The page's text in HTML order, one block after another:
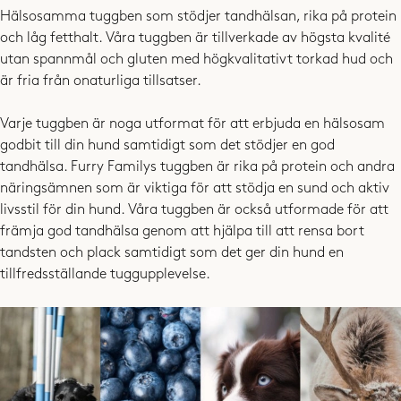
Hälsosamma tuggben som stödjer tandhälsan, rika på protein
och låg fetthalt. Våra tuggben är tillverkade av högsta kvalité
utan spannmål och gluten med högkvalitativt torkad hud och
är fria från onaturliga tillsatser.
Varje tuggben är noga utformat för att erbjuda en hälsosam
godbit till din hund samtidigt som det stödjer en god
tandhälsa. Furry Familys tuggben är rika på protein och andra
näringsämnen som är viktiga för att stödja en sund och aktiv
livsstil för din hund. Våra tuggben är också utformade för att
främja god tandhälsa genom att hjälpa till att rensa bort
tandsten och plack samtidigt som det ger din hund en
tillfredsställande tuggupplevelse.
- Ekologiskt producerade av hållbara råvaror
- Hög proteinhalt med låg fetthalt
- Hypoallergent
- Stärker hundens bett
- Storlek ca 13cm
54,5 kcal per 15 gram
ANALYTISKA BESTÅNDSDELAR (PER 100G):
Protein 88%, Råfett 1%, Råfiber <1%, Råaska 2%
mjölktänder eftersom de är lite mjukare, då ville hon inte bita i de
hårda bena.
2024-11-27
Hundarna älskade dessa ben
- Maria Ivarsson
2024-08-28
man är på språng och perfekt storlek för henne. Vår hund älskar dessa
och dom är perfekt för tänderna! 🌟
- Emma